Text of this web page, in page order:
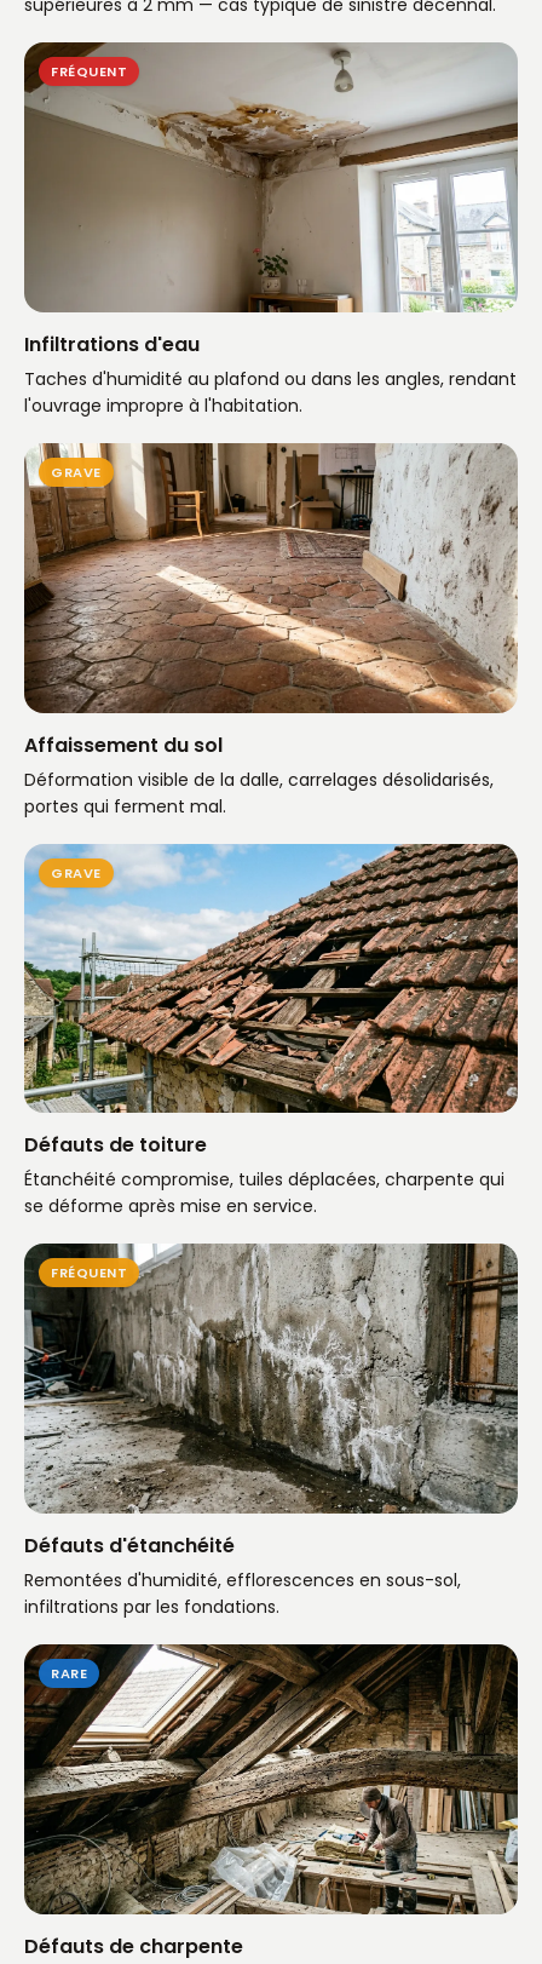
supérieures à 2 mm — cas typique de sinistre décennal.
FRÉQUENT
Infiltrations d'eau
Taches d'humidité au plafond ou dans les angles, rendant
l'ouvrage impropre à l'habitation.
GRAVE
Affaissement du sol
Déformation visible de la dalle, carrelages désolidarisés,
portes qui ferment mal.
GRAVE
Défauts de toiture
Étanchéité compromise, tuiles déplacées, charpente qui
se déforme après mise en service.
FRÉQUENT
Défauts d'étanchéité
Remontées d'humidité, efflorescences en sous-sol,
infiltrations par les fondations.
RARE
Défauts de charpente